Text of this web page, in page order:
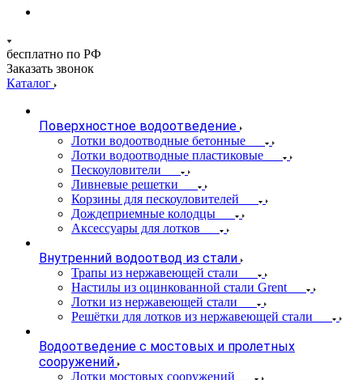
бесплатно по РФ
Заказать звонок
Каталог
Поверхностное водоотведение
Лотки водоотводные бетонные
Лотки водоотводные пластиковые
Пескоуловители
Ливневые решетки
Корзины для пескоуловителей
Дождеприемные колодцы
Аксессуары для лотков
Внутренний водоотвод из стали
Трапы из нержавеющей стали
Настилы из оцинкованной стали Grent
Лотки из нержавеющей стали
Решётки для лотков из нержавеющей стали
Водоотведение с мостовых и пролетных
сооружений
Лотки мостовых сооружений